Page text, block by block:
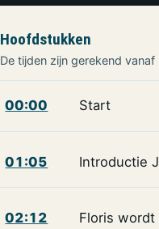
Hoofdstukken
De tijden zijn gerekend
00:00 Start
01:05 Introductie
02:12 Floris wordt